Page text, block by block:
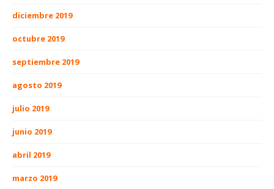
diciembre 2019
octubre 2019
septiembre 2019
agosto 2019
julio 2019
junio 2019
abril 2019
marzo 2019